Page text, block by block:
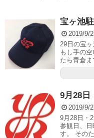
宝ヶ池
2019/9/
29日の宝
もし手の
たら青倉ま
9月28日
2019/9/
9月28日・
参観日、日
す。 その